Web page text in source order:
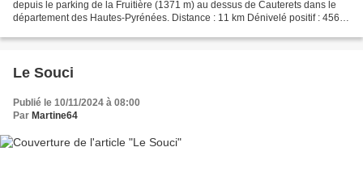
depuis le parking de la Fruitière (1371 m) au dessus de Cauterets dans le
département des Hautes-Pyrénées. Distance : 11 km Dénivelé positif : 456 m
Le Souci
Publié le 10/11/2024 à 08:00
Par Martine64